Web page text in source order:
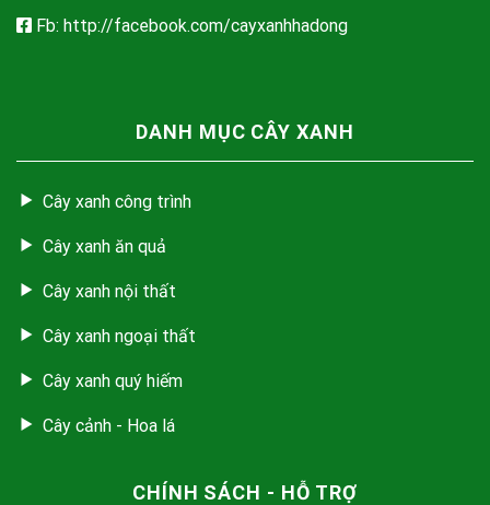
Fb: http://facebook.com/cayxanhhadong
DANH MỤC CÂY XANH
Cây xanh công trình
Cây xanh ăn quả
Cây xanh nội thất
Cây xanh ngoại thất
Cây xanh quý hiếm
Cây cảnh - Hoa lá
CHÍNH SÁCH - HỖ TRỢ